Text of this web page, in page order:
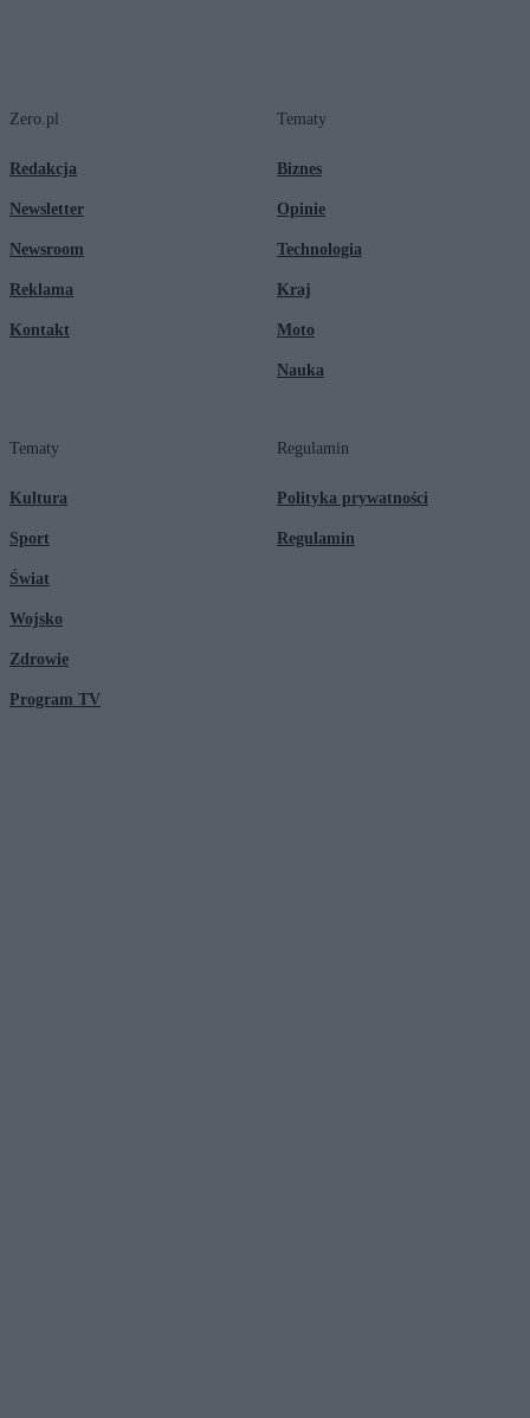
Zero.pl
Redakcja
Newsletter
Newsroom
Reklama
Kontakt
Tematy
Biznes
Opinie
Technologia
Kraj
Moto
Nauka
Tematy
Kultura
Sport
Świat
Wojsko
Zdrowie
Program TV
Regulamin
Polityka prywatności
Regulamin